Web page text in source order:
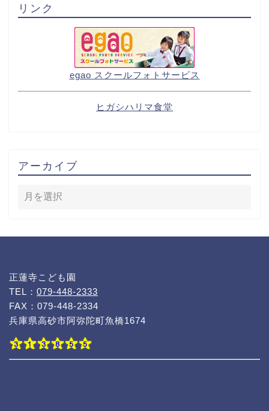
リンク
egao スクールフォトサービス
ヒガシハリマ食堂
アーカイブ
正蓮寺こども園
TEL： 079-448-2333
FAX：079-448-2334
兵庫県高砂市阿弥陀町魚橋1674